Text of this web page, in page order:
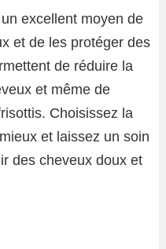
excellent moyen de
et de les protéger des
de réduire la
et même de
Choisissez la
et laissez un soin
des cheveux doux et